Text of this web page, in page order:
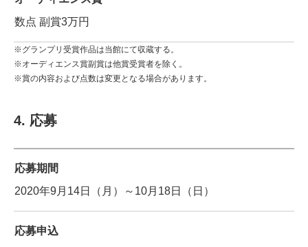
数点 副賞3万円
※グランプリ受賞作品は当館にて収蔵する。
※オーディエンス賞副賞は他賞受賞者を除く。
※賞の内容および点数は変更となる場合があります。
4. 応募
応募期間
2020年9月14日（月）～10月18日（日）
応募申込